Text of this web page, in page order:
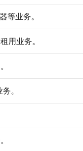
等业务。
用业务。
。